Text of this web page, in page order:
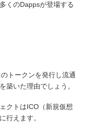
くのDappsが登場する
トークンを発行し流通
築いた理由でしょう。
クトはICO（新規仮想
行えます。